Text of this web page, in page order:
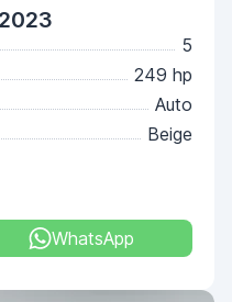
5
249 hp
Auto
Beige
WhatsApp